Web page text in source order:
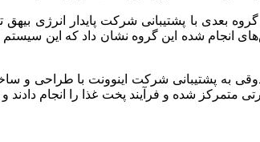
بعدی با پشتیبانی شرکت پایدار انرژی بیهق
به پشتیبانی شرکت اینوونت با طراحی و
متمرکز شده و فرآیند پخت غذا را انجام